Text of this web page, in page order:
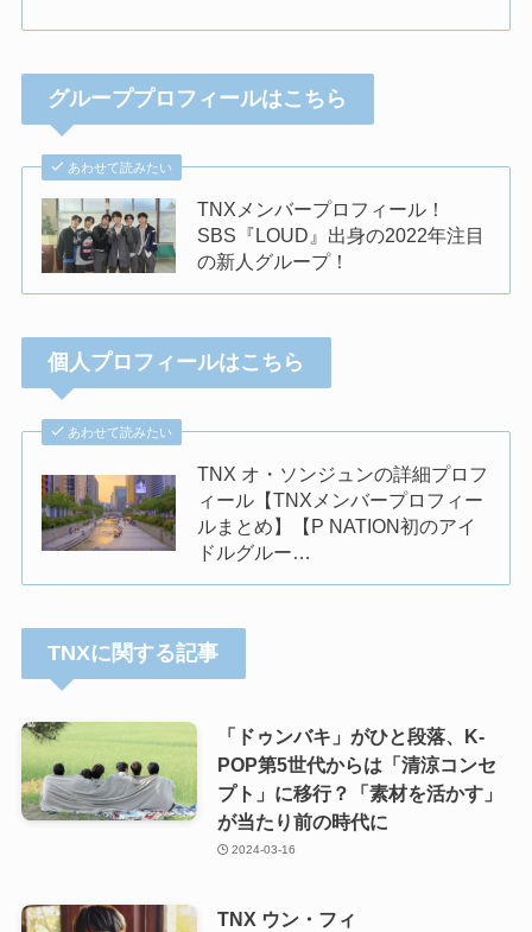
グループプロフィールはこちら
あわせて読みたい
TNXメンバープロフィール！
SBS『LOUD』出身の2022年注目
の新人グループ！
個人プロフィールはこちら
あわせて読みたい
TNX オ・ソンジュンの詳細プロフ
ィール【TNXメンバープロフィー
ルまとめ】【P NATION初のアイ
ドルグルー…
TNXに関する記事
「ドゥンバキ」がひと段落、K-
POP第5世代からは「清涼コンセ
プト」に移行？「素材を活かす」
が当たり前の時代に
2024-03-16
TNX ウン・フィ